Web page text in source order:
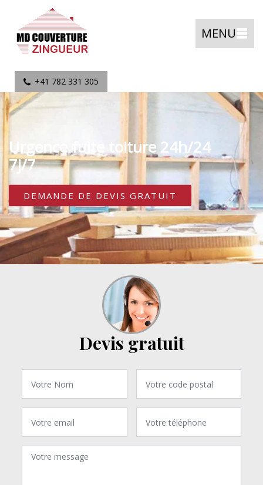
MENU
+41 782 331 305
Urgence fuite toiture 24h/24
7j/7
DEMANDE DE DEVIS GRATUIT
Devis gratuit